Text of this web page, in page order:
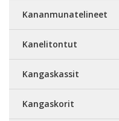
Kananmunatelineet
Kanelitontut
Kangaskassit
Kangaskorit